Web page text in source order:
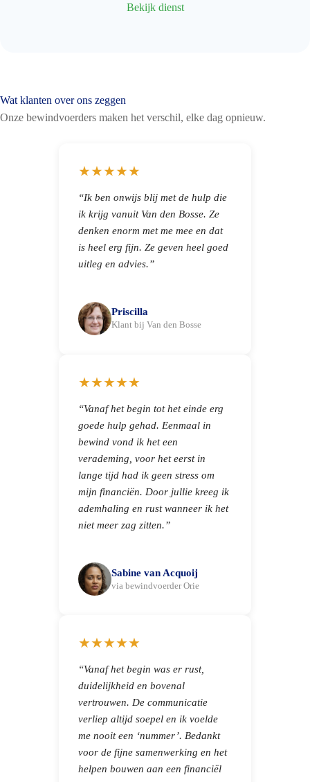
Bekijk dienst
Wat klanten over ons zeggen
Onze bewindvoerders maken het verschil, elke dag opnieuw.
★★★★★
“Ik ben onwijs blij met de hulp die
ik krijg vanuit Van den Bosse. Ze
denken enorm met me mee en dat
is heel erg fijn. Ze geven heel goed
uitleg en advies.”
Priscilla
Klant bij Van den Bosse
★★★★★
“Vanaf het begin tot het einde erg
goede hulp gehad. Eenmaal in
bewind vond ik het een
verademing, voor het eerst in
lange tijd had ik geen stress om
mijn financiën. Door jullie kreeg ik
ademhaling en rust wanneer ik het
niet meer zag zitten.”
Sabine van Acquoij
via bewindvoerder Orie
★★★★★
“Vanaf het begin was er rust,
duidelijkheid en bovenal
vertrouwen. De communicatie
verliep altijd soepel en ik voelde
me nooit een ‘nummer’. Bedankt
voor de fijne samenwerking en het
helpen bouwen aan een financiël